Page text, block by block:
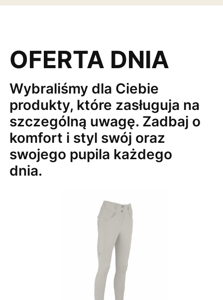
OFERTA DNIA
Wybraliśmy dla Ciebie
produkty, które zasługuja na
szczególną uwagę. Zadbaj o
komfort i styl swój oraz
swojego pupila każdego
dnia.